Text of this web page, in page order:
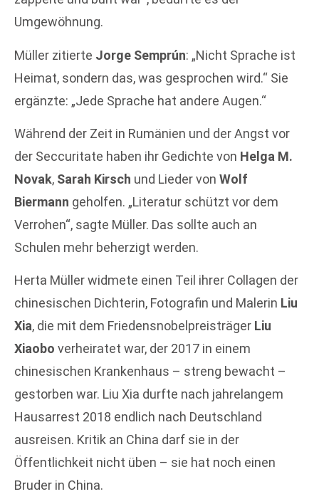
Umgewöhnung.
Müller zitierte Jorge Semprún: „Nicht Sprache ist
Heimat, sondern das, was gesprochen wird.“ Sie
ergänzte: „Jede Sprache hat andere Augen.“
Während der Zeit in Rumänien und der Angst vor
der Seccuritate haben ihr Gedichte von Helga M.
Novak, Sarah Kirsch und Lieder von Wolf
Biermann geholfen. „Literatur schützt vor dem
Verrohen“, sagte Müller. Das sollte auch an
Schulen mehr beherzigt werden.
Herta Müller widmete einen Teil ihrer Collagen der
chinesischen Dichterin, Fotografin und Malerin Liu
Xia, die mit dem Friedensnobelpreisträger Liu
Xiaobo verheiratet war, der 2017 in einem
chinesischen Krankenhaus – streng bewacht –
gestorben war. Liu Xia durfte nach jahrelangem
Hausarrest 2018 endlich nach Deutschland
ausreisen. Kritik an China darf sie in der
Öffentlichkeit nicht üben – sie hat noch einen
Bruder in China.